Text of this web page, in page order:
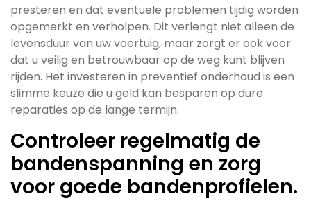
presteren en dat eventuele problemen tijdig worden
opgemerkt en verholpen. Dit verlengt niet alleen de
levensduur van uw voertuig, maar zorgt er ook voor
dat u veilig en betrouwbaar op de weg kunt blijven
rijden. Het investeren in preventief onderhoud is een
slimme keuze die u geld kan besparen op dure
reparaties op de lange termijn.
Controleer regelmatig de
bandenspanning en zorg
voor goede bandenprofielen.